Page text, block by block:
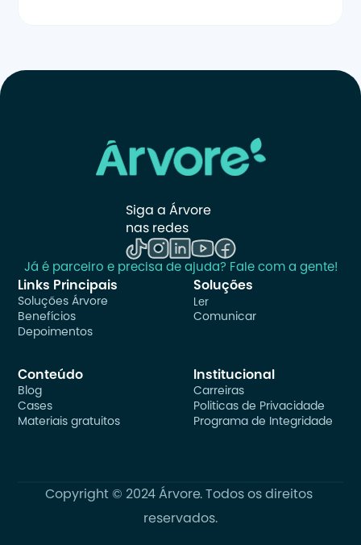
Siga a Árvore
nas redes
Já é parceiro e precisa de ajuda? Fale com a gente!
Links Principais
Soluções Árvore
Benefícios
Depoimentos
Soluções
Ler
Comunicar
Conteúdo
Blog
Cases
Materiais gratuitos
Institucional
Carreiras
Politicas de Privacidade
Programa de Integridade
Copyright © 2024 Árvore. Todos os direitos
reservados.